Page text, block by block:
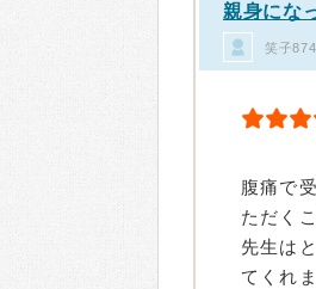
親身にな
笑子
腹痛で
ただく
先生は
てくれ